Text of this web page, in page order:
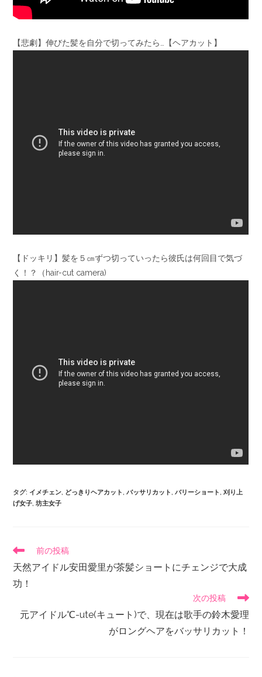
【悲劇】伸びた髪を自分で切ってみたら…【ヘアカット】
【ドッキリ】髪を５㎝ずつ切っていったら彼氏は何回目で気づ
く！？（hair-cut camera)
タグ: イメチェン, どっきりヘアカット, バッサリカット, バリーショート, 刈り上
げ女子, 坊主女子
前の投稿
天然アイドル安田愛里が茶髪ショートにチェンジで大成
功！
次の投稿
元アイドル℃-ute(キュート)で、現在は歌手の鈴木愛理
がロングヘアをバッサリカット！